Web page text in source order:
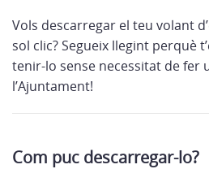
Vols descarregar el teu volant
sol clic? Segueix llegint perquè
tenir-lo sense necessitat de fer
l’Ajuntament!
Com puc descarregar-lo?